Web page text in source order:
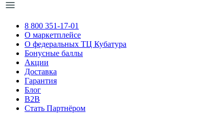
8 800 351-17-01
О маркетплейсе
О федеральных ТЦ Кубатура
Бонусные баллы
Акции
Доставка
Гарантия
Блог
B2B
Стать Партнёром